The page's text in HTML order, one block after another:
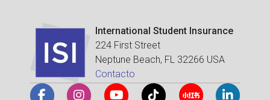
International Student Insurance
224 First Street
Neptune Beach, FL 32266 USA
Contacto